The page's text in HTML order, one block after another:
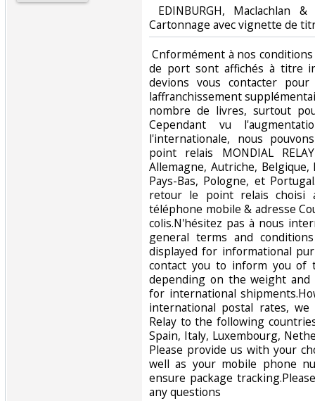
EDINBURGH,
Cartonnage avec vignette de
Cnformément à nos
de port sont affichés à titre
devions vous contacter
laffranchissement
nombre de livres, surtout
Cependant vu
l'internationale, nous
point relais MONDIAL
Allemagne, Autriche,
Pays-Bas, Pologne, et
retour le point relais choisi
téléphone mobile & adresse
colis.N'hésitez pas à nous
general terms and
displayed for informational
contact you to inform you of
depending on the weight and
for international
international postal rates,
Relay to the following
Spain, Italy, Luxembourg,
Please provide us with your
well as your mobile phone
ensure package
any questions‎